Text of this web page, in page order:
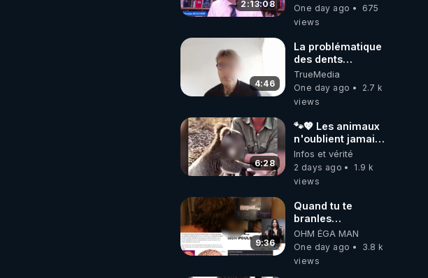
2:13:08
par Grégoire
Caustru et Bart de
One day ago
675
views
4:46
La problématique
des dents
dévitalisées et
des implants
TrueMedia
One day ago
2.7 k
views
6:28
🐾💖 Les animaux
n'oublient jamais
ceux qu'ils
aiment… 🥹❤️
Infos et vérité
2 days ago
1.9 k
views
9:36
Quand tu te
branles
bonhomme tu
émets des ondes
ils ont juste omis
OHM ÉGA MAN
One day ago
3.8 k
views